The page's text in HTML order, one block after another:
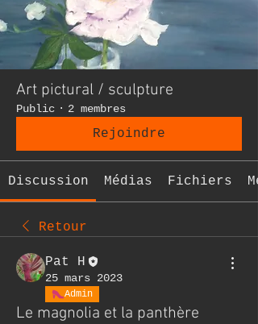
Art pictural / sculpture
Public · 2 membres
Rejoindre
Discussion Médias Fichiers
Retour
Pat H
25 mars 2023
Admin
Le magnolia et la panthère